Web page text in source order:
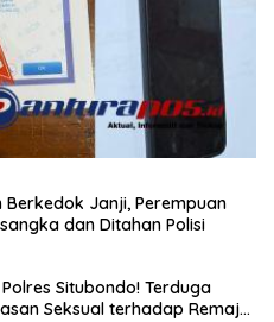
Janji, Perempuan
dan Ditahan Polisi
Situbondo! Terduga
Seksual terhadap Remaja